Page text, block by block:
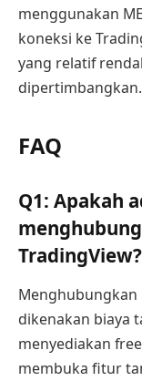
menggunakan
koneksi ke
yang relatif
dipertimbangkan.
FAQ
Q1: Apakah
TradingView?
Menghubungkan
dikenakan biaya
menyediakan
membuka fitur